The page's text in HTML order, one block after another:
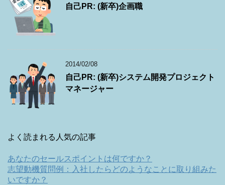
自己PR: (新卒)企画職
2014/02/08
自己PR: (新卒)システム開発プロジェクト
マネージャー
よく読まれる人気の記事
あなたのセールスポイントは何ですか？
志望動機質問例：入社したらどのようなことに取り組みた
いですか？